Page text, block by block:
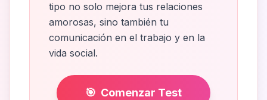
tipo no solo mejora tus relaciones
amorosas, sino también tu
comunicación en el trabajo y en la
vida social.
🎯 Comenzar Test